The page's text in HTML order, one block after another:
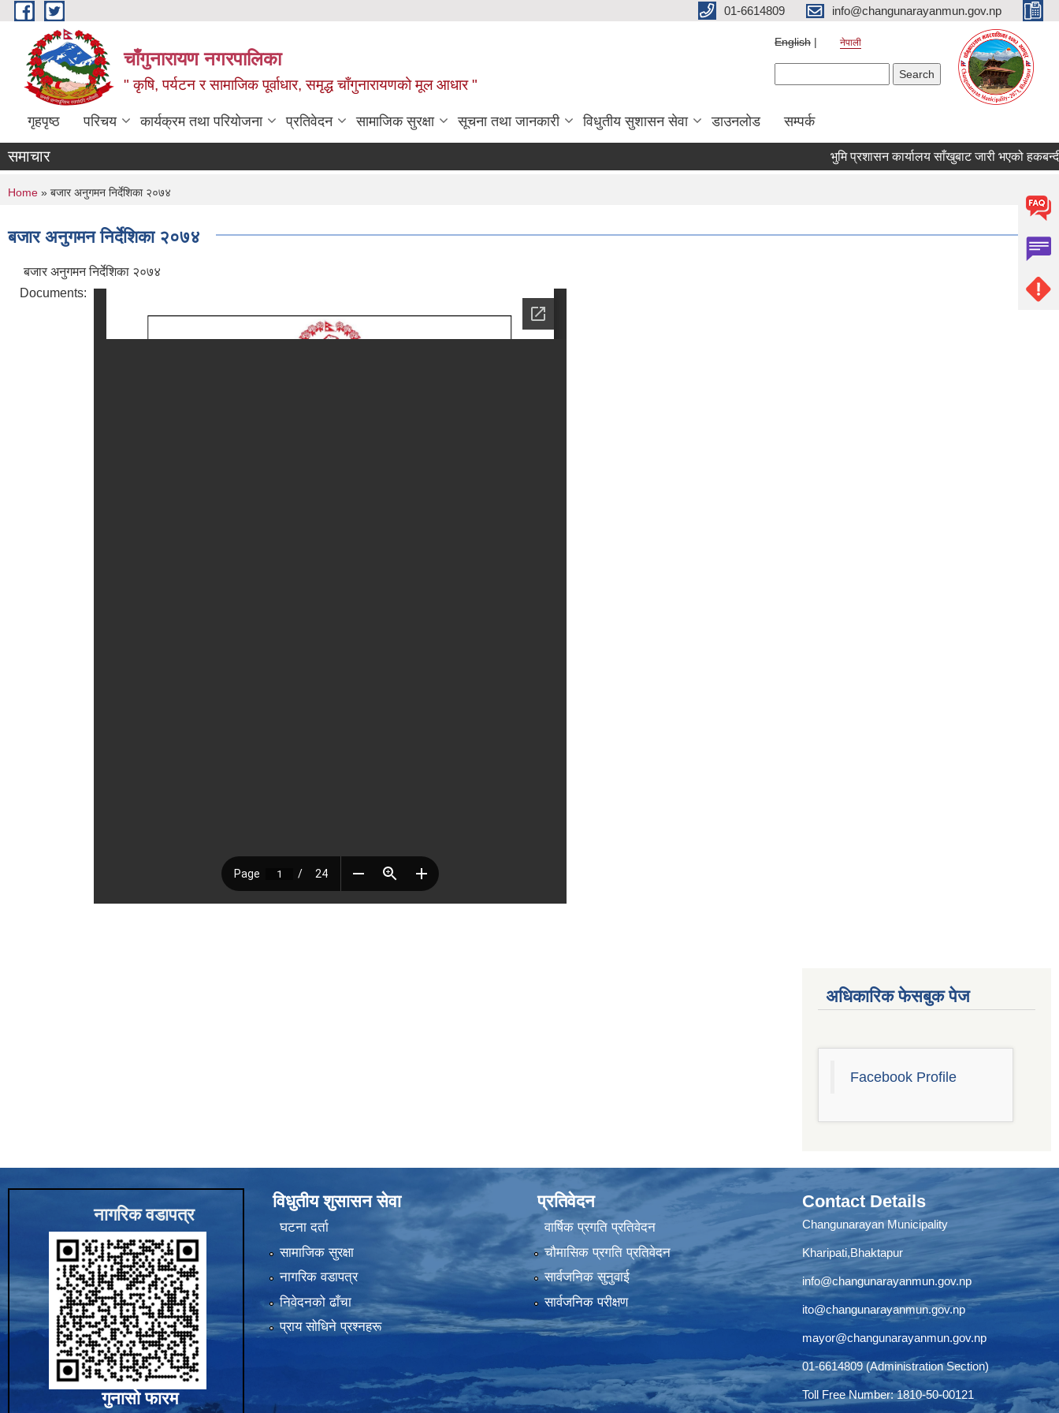
Skip to main content 01-6614809 info@changunarayanmun.gov.np
चाँगुनारायण नगरपालिका
" कृषि, पर्यटन र सामाजिक पूर्वाधार, समृद्ध चाँगुनारायणको मूल आधार "
English नेपाली
गृहपृष्ठ परिचय कार्यक्रम तथा परियोजना प्रतिवेदन सामाजिक सुरक्षा सूचना तथा जानकारी विधुतीय सुशासन सेवा डाउनलोड सम्पर्क
समाचार भुमि प्रशासन कार्यालय साँखुबाट जारी भएको हकबन्दी
You are here
Home » बजार अनुगमन निर्देशिका २०७४
बजार अनुगमन निर्देशिका २०७४
बजार अनुगमन निर्देशिका २०७४
Documents:
अधिकारिक फेसबुक पेज
Facebook Profile
नागरिक वडापत्र
गुनासो फारम
विधुतीय शुसासन सेवा
घटना दर्ता
सामाजिक सुरक्षा
नागरिक वडापत्र
निवेदनको ढाँचा
प्राय साेधिने प्रश्नहरू
प्रतिवेदन
वार्षिक प्रगति प्रतिवेदन
चौमासिक प्रगति प्रतिवेदन
सार्वजनिक सुनुवाई
सार्वजनिक परीक्षण
Contact Details
Changunarayan Municipality
Kharipati,Bhaktapur
info@changunarayanmun.gov.np
ito@changunarayanmun.gov.np
mayor@changunarayanmun.gov.np
01-6614809 (Administration Section)
Toll Free Number: 1810-50-00121